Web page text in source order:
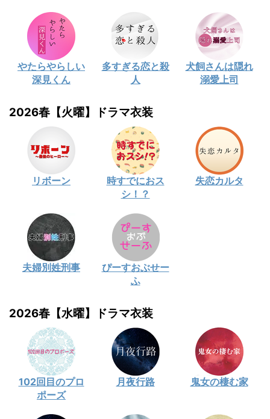
やたらやらしい
深見くん
多すぎる恋と殺
人
犬飼さんは隠れ
溺愛上司
2026春【火曜】ドラマ衣装
リボーン
時すでにおス
シ！？
失恋カルタ
夫婦別姓刑事
ぴーすおぶせー
ふ
2026春【水曜】ドラマ衣装
102回目のプロ
ポーズ
月夜行路 鬼女の棲む家